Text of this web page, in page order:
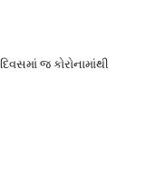
જ કોરોનામાંથી